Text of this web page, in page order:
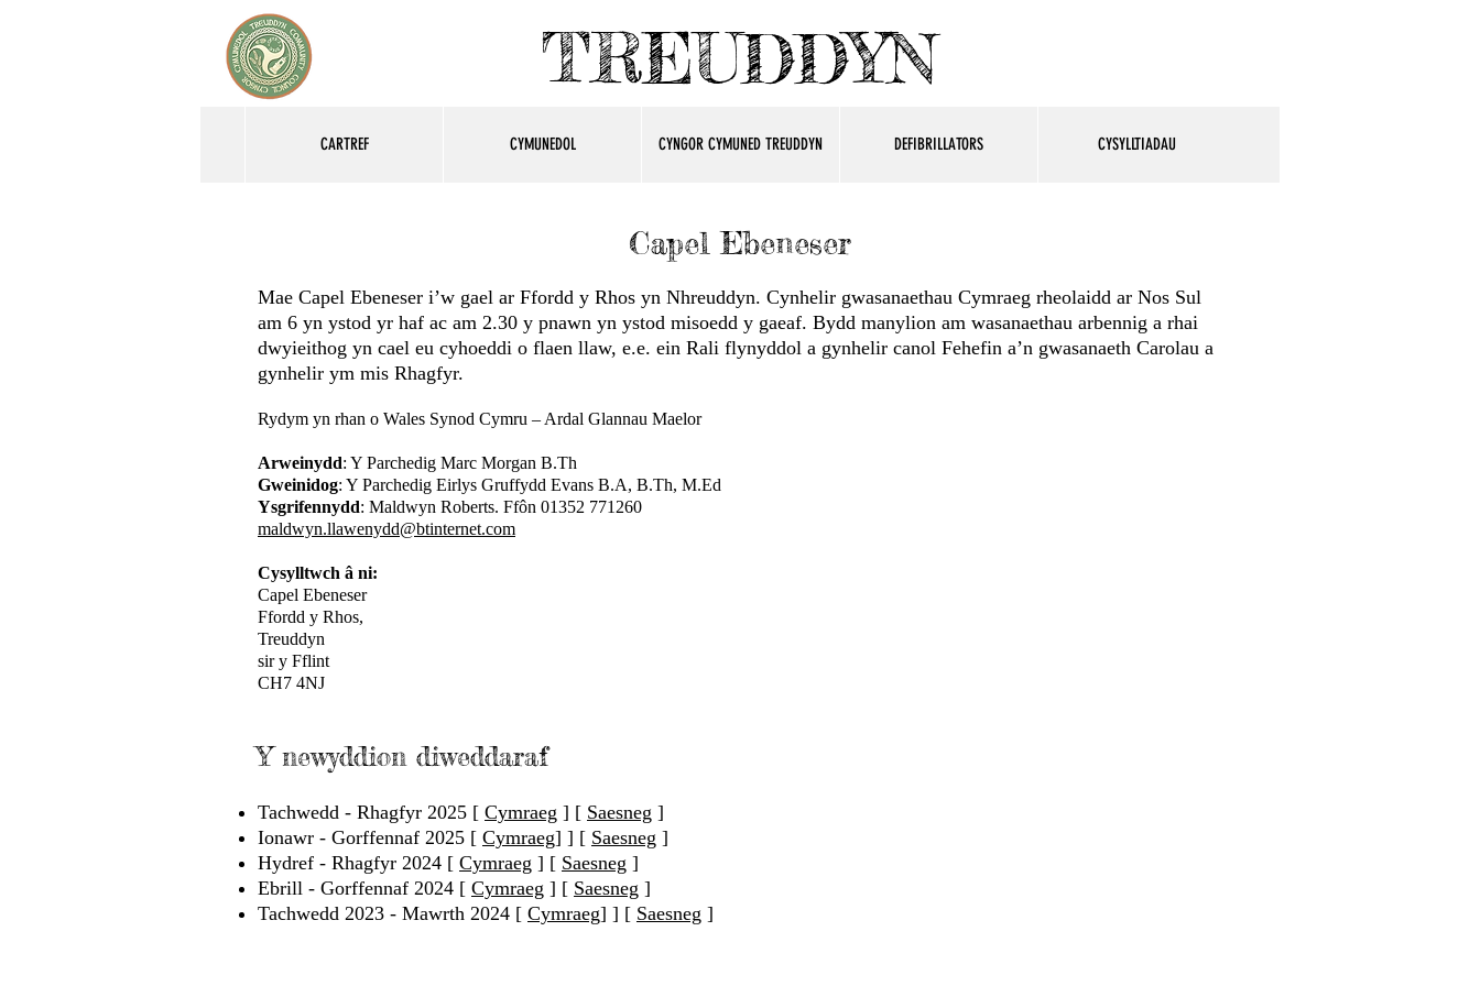
TREUDDYN
CARTREF CYMUNEDOL CYNGOR CYMUNED TREUDDYN DEFIBRILLATORS CYSYLLTIADAU
Mae Capel Ebeneser i’w gael ar Ffordd y Rhos yn Nhreuddyn. Cynhelir gwasanaethau Cymraeg rheolaidd ar Nos Sul
am 6 yn ystod yr haf ac am 2.30 y pnawn yn ystod misoedd y gaeaf. Bydd manylion am wasanaethau arbennig a rhai
dwyieithog yn cael eu cyhoeddi o flaen llaw, e.e. ein Rali flynyddol a gynhelir canol Fehefin a’n gwasanaeth Carolau a
gynhelir ym mis Rhagfyr.
Rydym yn rhan o Wales Synod Cymru – Ardal Glannau Maelor
Arweinydd: Y Parchedig Marc Morgan B.Th
Gweinidog: Y Parchedig Eirlys Gruffydd Evans B.A, B.Th, M.Ed
Ysgrifennydd: Maldwyn Roberts. Ffôn 01352 771260
maldwyn.llawenydd@btinternet.com
Cysylltwch â ni:
Capel Ebeneser
Ffordd y Rhos,
Treuddyn
sir y Fflint
CH7 4NJ
Y newyddion diweddaraf
Tachwedd - Rhagfyr 2025 [ Cymraeg ] [ Saesneg ]
Ionawr - Gorffennaf 2025 [ Cymraeg] ] [ Saesneg ]
Hydref - Rhagfyr 2024 [ Cymraeg ] [ Saesneg ]
Ebrill - Gorffennaf 2024 [ Cymraeg ] [ Saesneg ]
Tachwedd 2023 - Mawrth 2024 [ Cymraeg] ] [ Saesneg ]
Capel Ebeneser